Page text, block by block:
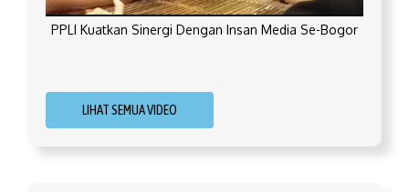
PPLI Kuatkan Sinergi Dengan Insan Media Se-Bogor
LIHAT SEMUA VIDEO